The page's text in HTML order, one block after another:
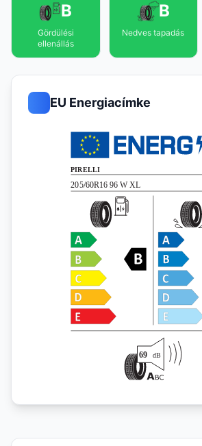
B
Gördülési
ellenállás
B
Nedves tapadás
EU Energiacímke